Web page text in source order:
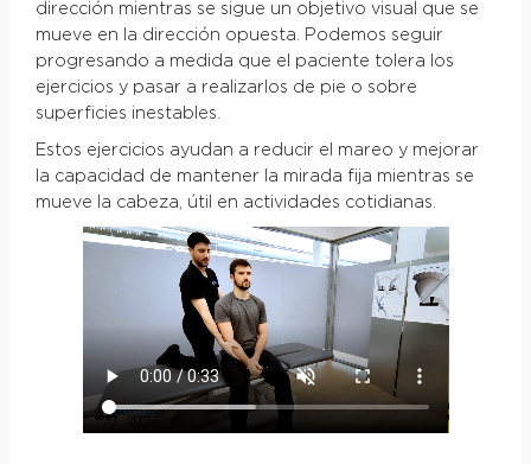
dirección mientras se sigue un objetivo visual que se
mueve en la dirección opuesta. Podemos seguir
progresando a medida que el paciente tolera los
ejercicios y pasar a realizarlos de pie o sobre
superficies inestables.
Estos ejercicios ayudan a reducir el mareo y mejorar
la capacidad de mantener la mirada fija mientras se
mueve la cabeza, útil en actividades cotidianas.